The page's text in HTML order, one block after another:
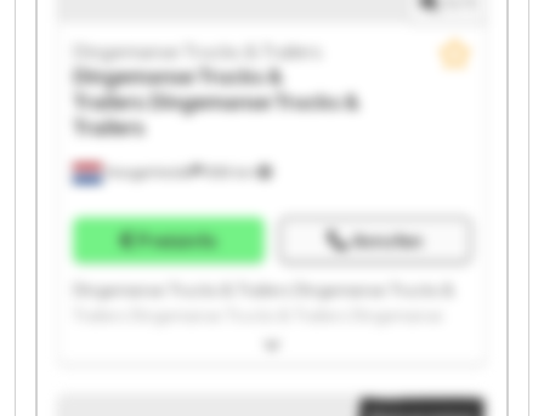
Hoogerheide
Dingemanse Trucks & Trailers
Dingemanse Trucks &
Trailers Dingemanse Trucks &
Trailers
Preisinfo Anrufen
Dingemanse Trucks & Trailers Dingemanse Trucks &
Trucks & Trailers Dingemanse Trucks & Trailers
Trailers Dingemanse Trucks & Trailers Dingemanse